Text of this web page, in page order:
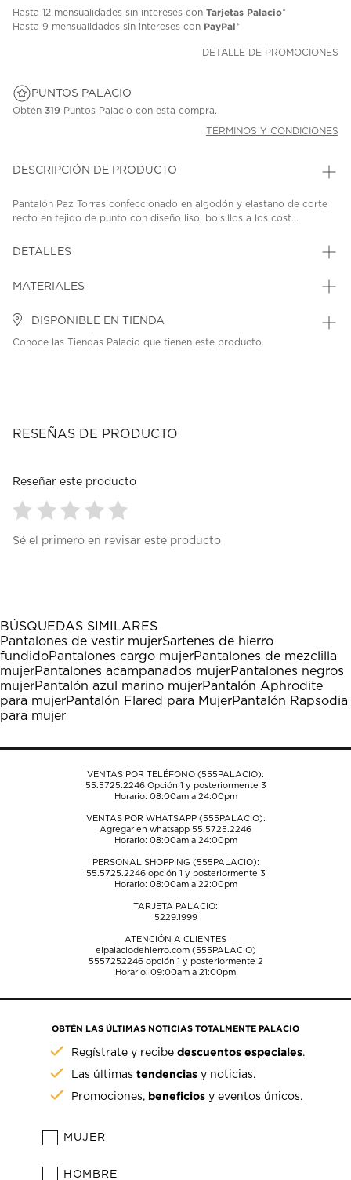
Hasta 12 mensualidades sin intereses con Tarjetas Palacio*
Hasta 9 mensualidades sin intereses con PayPal*
DETALLE DE PROMOCIONES
PUNTOS PALACIO
Obtén 319 Puntos Palacio con esta compra.
TÉRMINOS Y CONDICIONES
DESCRIPCIÓN DE PRODUCTO
Pantalón Paz Torras confeccionado en algodón y elastano de corte
recto en tejido de punto con diseño liso, bolsillos a los cost...
DETALLES
MATERIALES
DISPONIBLE EN TIENDA
Conoce las Tiendas Palacio que tienen este producto.
RESEÑAS DE PRODUCTO
Reseñar este producto
para
1
estrella
Esta
acción
abrirá
el
formulario
de
para
estrellas.
Esta
acción
abrirá
el
formulario
de
para
estrellas.
Esta
acción
abrirá
el
formulario
de
para
estrellas.
Esta
acción
abrirá
el
formulario
para
estrellas.
Esta
acción
abrirá
el
formulario
Sé el primero en revisar este producto
BÚSQUEDAS SIMILARES
Pantalones de vestir mujerSartenes de hierro
fundidoPantalones cargo mujerPantalones de mezclilla
mujerPantalones acampanados mujerPantalones negros
mujerPantalón azul marino mujerPantalón Aphrodite
para mujerPantalón Flared para MujerPantalón Rapsodia
para mujer
VENTAS POR TELÉFONO (555PALACIO):
55.5725.2246Opción 1 y posteriormente 3
Horario: 08:00am a 24:00pm
VENTAS POR WHATSAPP (555PALACIO):
Agregar en whatsapp 55.5725.2246
Horario: 08:00am a 24:00pm
PERSONAL SHOPPING (555PALACIO):
55.5725.2246opción 1 y posteriormente 3
Horario: 08:00am a 22:00pm
TARJETA PALACIO:
5229.1999
ATENCIÓN A CLIENTES
elpalaciodehierro.com (555PALACIO)
5557252246opción 1 y posteriormente 2
Horario: 09:00am a 21:00pm
OBTÉN LAS ÚLTIMAS NOTICIAS TOTALMENTE PALACIO
Regístrate y recibedescuentos especiales.
Las últimastendencias y noticias.
Promociones, beneficios y eventos únicos.
MUJER
HOMBRE